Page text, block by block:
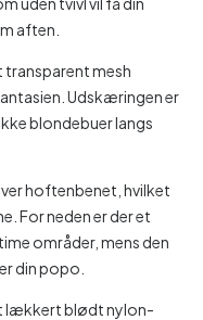
aften.
mesh
Udskæringen er
blondebuer langs
hoftenbenet, hvilket
For neden er der et
områder, mens den
din popo.
lækkert blødt nylon-